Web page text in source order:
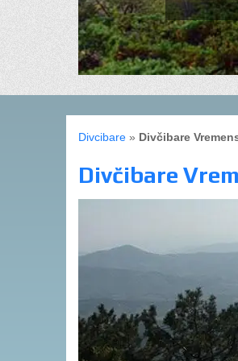
Divcibare » Divčibare
Divčibare